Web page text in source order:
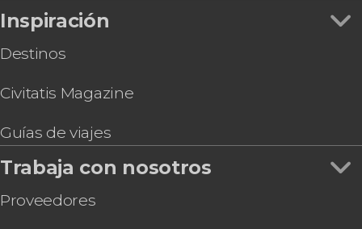
Inspiración
Destinos
Civitatis Magazine
Guías de viajes
Trabaja con nosotros
Proveedores